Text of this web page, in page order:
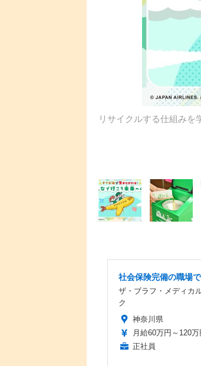
リサイクルする仕組みを
社会保険完備の職場
ザ・ブラフ・メディカ
ク
神奈川県
月給60万円～120万
正社員